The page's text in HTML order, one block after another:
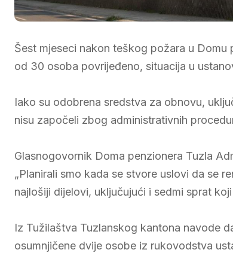
Šest mjeseci nakon teškog požara u Domu
od 30 osoba povrijeđeno, situacija u
Iako su odobrena sredstva za obnovu,
nisu započeli zbog administrativnih
Glasnogovornik Doma penzionera Tuzla
„Planirali smo kada se stvore uslovi da se
najlošiji dijelovi, uključujući i sedmi sprat
Iz Tužilaštva Tuzlanskog kantona navode
osumnjičene dvije osobe iz rukovodstva